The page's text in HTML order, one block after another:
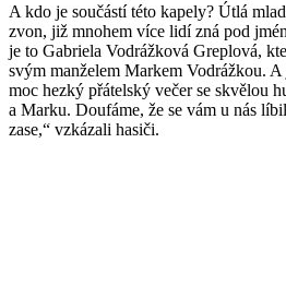
A kdo je součástí této kapely? Útlá
zvon, již mnohem více lidí zná pod
je to Gabriela Vodrážková Greplová,
svým manželem Markem Vodrážkou.
moc hezký přátelský večer se skvělou
a Marku. Doufáme, že se vám u nás
zase,“ vzkázali hasiči.